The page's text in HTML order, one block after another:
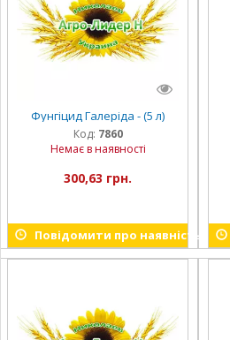
Фунгіцид Галеріда - (5 л)
Код: 7860
Немає в наявності
300,63 грн.
Повідомити про наявність